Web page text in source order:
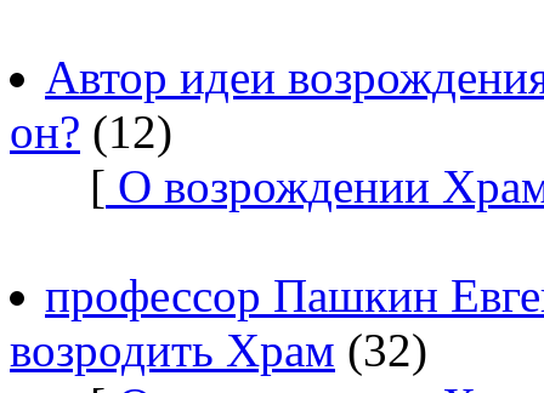
Автор идеи
он? (12)
[ О возрождении
профессор Пашкин
возродить Храм (32)